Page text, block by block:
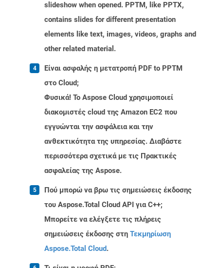
slideshow when opened. PPTM, like PPTX,
contains slides for different presentation
elements like text, images, videos, graphs and
other related material.
Είναι ασφαλής η μετατροπή PDF to PPTM
στο Cloud;
Φυσικά! Το Aspose Cloud χρησιμοποιεί
διακομιστές cloud της Amazon EC2 που
εγγυώνται την ασφάλεια και την
ανθεκτικότητα της υπηρεσίας. Διαβάστε
περισσότερα σχετικά με τις Πρακτικές
ασφαλείας της Aspose.
Πού μπορώ να βρω τις σημειώσεις έκδοσης
του Aspose.Total Cloud API για C++;
Μπορείτε να ελέγξετε τις πλήρεις
σημειώσεις έκδοσης στη Τεκμηρίωση
Aspose.Total Cloud.